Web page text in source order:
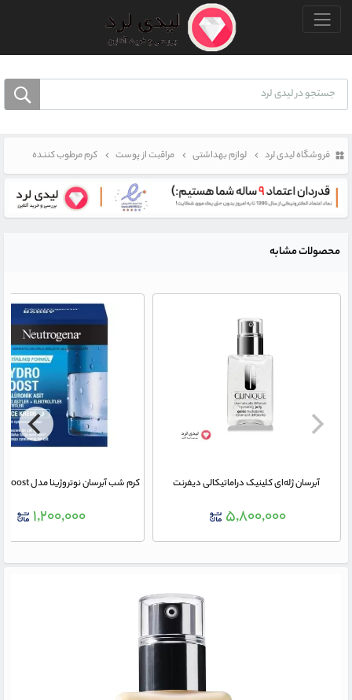
منو بالا
فروشگاه لیدی لرد لوازم بهداشتی مراقبت از پوست کرم مرطوب کننده
محصولات مشابه
آبرسان ژله‌ای کلینیک دراماتیکالی دیفرنت
۵,۸۰۰,۰۰۰ ۱,۲۰۰,۰۰۰